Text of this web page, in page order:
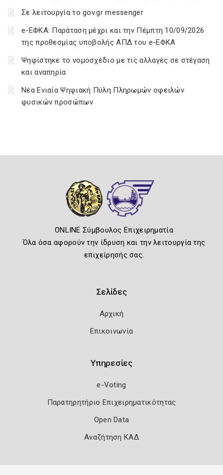
Σε λειτουργία το gov.gr messenger
e-ΕΦΚΑ: Παράταση μέχρι και την Πέμπτη 10/09/2026
της προθεσμίας υποβολής ΑΠΔ του e-ΕΦΚΑ
Ψηφίστηκε το νομοσχέδιο με τις αλλαγές σε στέγαση
και αναπηρία
Νέα Ενιαία Ψηφιακή Πύλη Πληρωμών οφειλών
φυσικών προσώπων
ONLINE Σύμβουλος Επιχειρηματία
Όλα όσα αφορούν την ίδρυση και την λειτουργία της
επιχείρησής σας.
Σελίδες
Αρχική
Επικοινωνία
Υπηρεσίες
e-Voting
Παρατηρητήριο Επιχειρηματικότητας
Open Data
Αναζήτηση ΚΑΔ